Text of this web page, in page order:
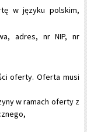
w języku polskim,
adres, nr NIP, nr
oferty. Oferta musi
w ramach oferty z